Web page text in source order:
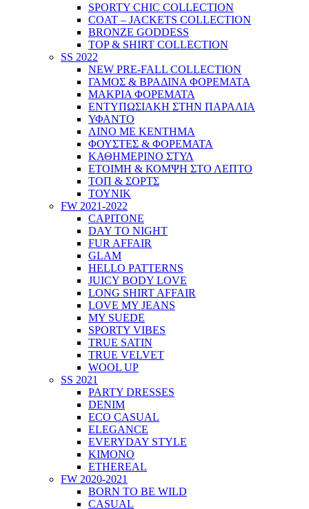
SPORTY CHIC COLLECTION
COAT – JACKETS COLLECTION
BRONZE GODDESS
TOP & SHIRT COLLECTION
SS 2022
NEW PRE-FALL COLLECTION
ΓΑΜΟΣ & ΒΡΑΔΙΝΑ ΦΟΡΕΜΑΤΑ
ΜΑΚΡΙΑ ΦΟΡΕΜΑΤΑ
ΕΝΤΥΠΩΣΙΑΚΗ ΣΤΗΝ ΠΑΡΑΛΙΑ
ΥΦΑΝΤΟ
ΛΙΝΟ ΜΕ ΚΕΝΤΗΜΑ
ΦΟΥΣΤΕΣ & ΦΟΡΕΜΑΤΑ
ΚΑΘΗΜΕΡΙΝΟ ΣΤΥΛ
ΕΤΟΙΜΗ & ΚΟΜΨΗ ΣΤΟ ΛΕΠΤΟ
ΤΟΠ & ΣΟΡΤΣ
ΤΟΥΝΙΚ
FW 2021-2022
CAPITONE
DAY TO NIGHT
FUR AFFAIR
GLAM
HELLO PATTERNS
JUICY BODY LOVE
LONG SHIRT AFFAIR
LOVE MY JEANS
MY SUEDE
SPORTY VIBES
TRUE SATIN
TRUE VELVET
WOOL UP
SS 2021
PARTY DRESSES
DENIM
ECO CASUAL
ELEGANCE
EVERYDAY STYLE
KIMONO
ETHEREAL
FW 2020-2021
BORN TO BE WILD
CASUAL